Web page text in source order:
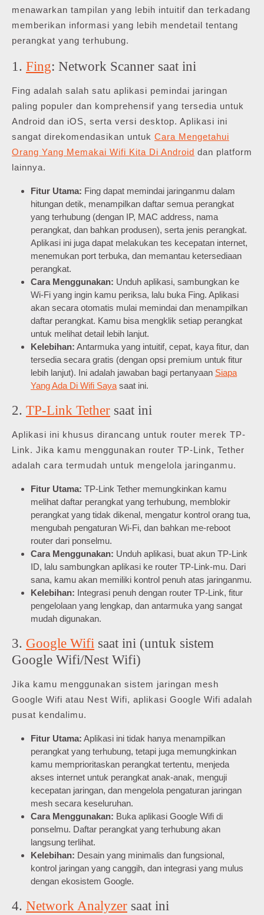
menawarkan tampilan yang lebih intuitif dan terkadang
memberikan informasi yang lebih mendetail tentang
perangkat yang terhubung.
1. Fing: Network Scanner saat ini
Fing adalah salah satu aplikasi pemindai jaringan
paling populer dan komprehensif yang tersedia untuk
Android dan iOS, serta versi desktop. Aplikasi ini
sangat direkomendasikan untuk Cara Mengetahui
Orang Yang Memakai Wifi Kita Di Android dan platform
lainnya.
Fitur Utama: Fing dapat memindai jaringanmu dalam
hitungan detik, menampilkan daftar semua perangkat
yang terhubung (dengan IP, MAC address, nama
perangkat, dan bahkan produsen), serta jenis perangkat.
Aplikasi ini juga dapat melakukan tes kecepatan internet,
menemukan port terbuka, dan memantau ketersediaan
perangkat.
Cara Menggunakan: Unduh aplikasi, sambungkan ke
Wi-Fi yang ingin kamu periksa, lalu buka Fing. Aplikasi
akan secara otomatis mulai memindai dan menampilkan
daftar perangkat. Kamu bisa mengklik setiap perangkat
untuk melihat detail lebih lanjut.
Kelebihan: Antarmuka yang intuitif, cepat, kaya fitur, dan
tersedia secara gratis (dengan opsi premium untuk fitur
lebih lanjut). Ini adalah jawaban bagi pertanyaan Siapa
Yang Ada Di Wifi Saya saat ini.
2. TP-Link Tether saat ini
Aplikasi ini khusus dirancang untuk router merek TP-
Link. Jika kamu menggunakan router TP-Link, Tether
adalah cara termudah untuk mengelola jaringanmu.
Fitur Utama: TP-Link Tether memungkinkan kamu
melihat daftar perangkat yang terhubung, memblokir
perangkat yang tidak dikenal, mengatur kontrol orang tua,
mengubah pengaturan Wi-Fi, dan bahkan me-reboot
router dari ponselmu.
Cara Menggunakan: Unduh aplikasi, buat akun TP-Link
ID, lalu sambungkan aplikasi ke router TP-Link-mu. Dari
sana, kamu akan memiliki kontrol penuh atas jaringanmu.
Kelebihan: Integrasi penuh dengan router TP-Link, fitur
pengelolaan yang lengkap, dan antarmuka yang sangat
mudah digunakan.
3. Google Wifi saat ini (untuk sistem
Google Wifi/Nest Wifi)
Jika kamu menggunakan sistem jaringan mesh
Google Wifi atau Nest Wifi, aplikasi Google Wifi adalah
pusat kendalimu.
Fitur Utama: Aplikasi ini tidak hanya menampilkan
perangkat yang terhubung, tetapi juga memungkinkan
kamu memprioritaskan perangkat tertentu, menjeda
akses internet untuk perangkat anak-anak, menguji
kecepatan jaringan, dan mengelola pengaturan jaringan
mesh secara keseluruhan.
Cara Menggunakan: Buka aplikasi Google Wifi di
ponselmu. Daftar perangkat yang terhubung akan
langsung terlihat.
Kelebihan: Desain yang minimalis dan fungsional,
kontrol jaringan yang canggih, dan integrasi yang mulus
dengan ekosistem Google.
4. Network Analyzer saat ini